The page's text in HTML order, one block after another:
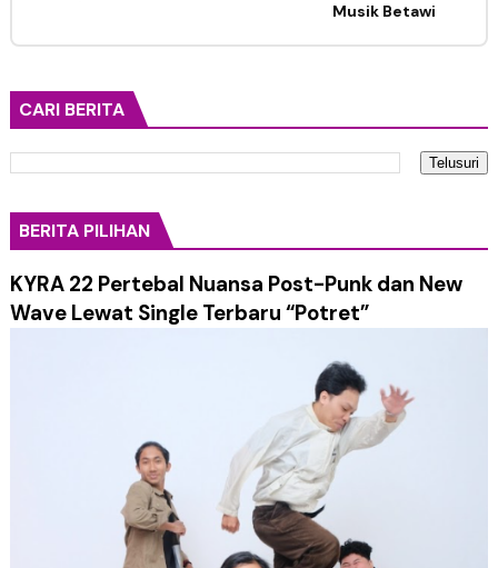
Musik Betawi
CARI BERITA
BERITA PILIHAN
KYRA 22 Pertebal Nuansa Post-Punk dan New
Wave Lewat Single Terbaru “Potret”